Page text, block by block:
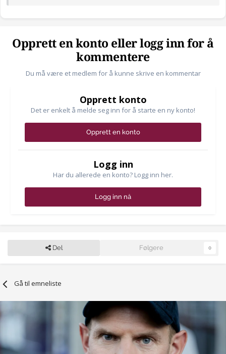
Opprett en konto eller logg inn for å
kommentere
Du må være et medlem for å kunne skrive en kommentar
Opprett konto
Det er enkelt å melde seg inn for å starte en ny konto!
Opprett en konto
Logg inn
Har du allerede en konto? Logg inn her.
Logg inn nå
Del Følgere 0
Gå til emneliste